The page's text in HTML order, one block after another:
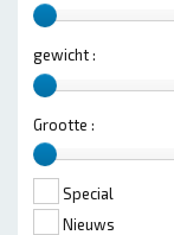
gewicht :
Grootte :
Special
Nieuws